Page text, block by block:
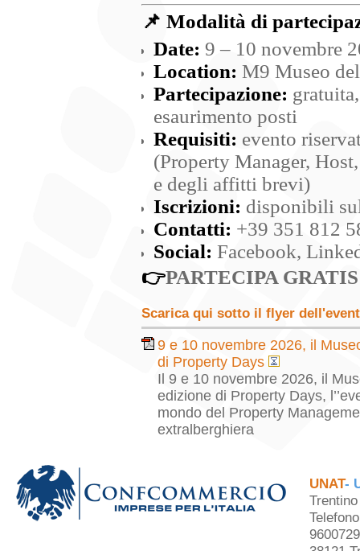
📌 Modalità di
Date: 9 – 10 novembre
Location: M9 Museo
Partecipazione:
esaurimento posti
Requisiti: evento
(Property Manager,
e degli affitti brevi)
Iscrizioni: disponibili
Contatti: +39 351 812
Social: Facebook,
👉PARTECIPA
Scarica qui sotto il flyer
9 e 10 novembre 2026, il
di Property Days
Il 9 e 10 novembre 2026, il
edizione di Property Days,
mondo del Property
extralberghiera
UNAT-